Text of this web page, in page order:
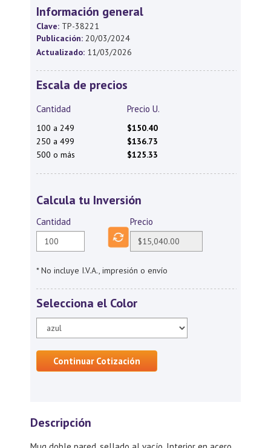
Información general
Clave: TP-38221
Publicación: 20/03/2024
Actualizado: 11/03/2026
Escala de precios
Cantidad Precio U.
100 a 249
$150.40
250 a 499
$136.73
500 o más
$125.33
Calcula tu Inversión
Cantidad Precio
* No incluye I.V.A., impresión o envío
Selecciona el Color
Continuar Cotización
Descripción